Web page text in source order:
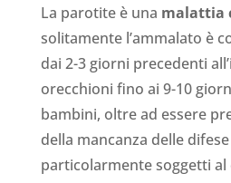
La parotite è una malattia
solitamente l’ammalato è
dai 2-3 giorni precedenti
orecchioni fino ai 9-10
bambini, oltre ad essere
della mancanza delle
particolarmente soggetti al